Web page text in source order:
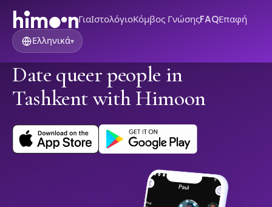
ΓιαΙστολόγιοΚόμβος ΓνώσηςFAQΕπαφή
Ελληνικά▾
Date queer people in
Tashkent with Himoon